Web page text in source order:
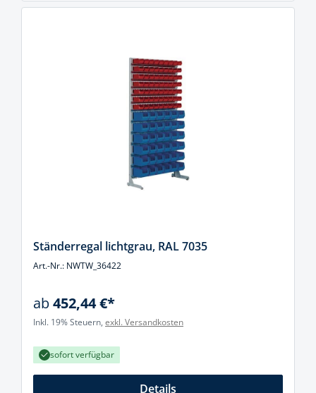
Ständerregal lichtgrau, RAL 7035
Art.-Nr.: NWTW_36422
ab452,44 €*
Inkl. 19% Steuern, exkl. Versandkosten
sofort verfügbar
Details